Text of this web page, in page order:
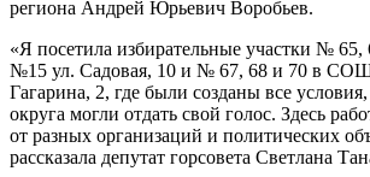
региона Андрей Юрьевич Воробьев.
«Я посетила избирательные участки №
№15 ул. Садовая, 10 и № 67, 68 и 70 в
Гагарина, 2, где были созданы все
округа могли отдать свой голос. Здесь
от разных организаций и политических
рассказала депутат горсовета Светлана